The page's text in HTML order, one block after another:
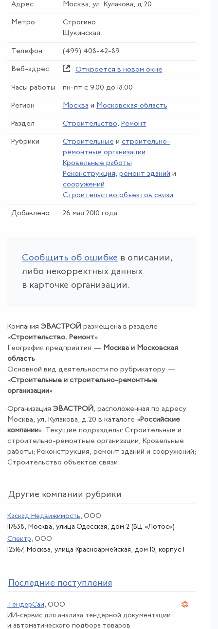
Адрес Москва, ул. Кулакова, д.20
Метро
Строгино
Щукинская
Телефон (499) 408-42-89
Веб-адрес Откроется в новом окне
Часы работы пн-пт с 9.00 до 18.00
Регион Москва и Московская область
Раздел Строительство. Ремонт
Рубрики Строительные и строительно-
ремонтные организации
Кровельные работы
Реконструкция, ремонт зданий и
сооружений
Строительство объектов связи
Добавлено 26 мая 2010 года
Сообщить об ошибке в описании,
либо некорректных данных
в карточке организации.
Компания ЭВАСТРОЙ размещена в разделе
«Строительство. Ремонт»
География предприятия — Москва и Московская
область
Основной вид деятельности по рубрикатору —
«Строительные и строительно-ремонтные
организации»
Организация ЭВАСТРОЙ , расположенная по адресу
Москва, ул. Кулакова, д.20 в каталоге «Российские
компании». Текущие подразделы: Строительные и
строительно-ремонтные организации; Кровельные
работы; Реконструкция, ремонт зданий и сооружений;
Строительство объектов связи.
Другие компании рубрики
Каскад Недвижимость , ООО
117638, Москва, улица Одесская, дом 2 (БЦ «Лотос»)
Спектр, ООО
125167, Москва, улица Красноармейская, дом 10, корпус 1
Последние поступления
ТендерСаи , ООО
ИИ-сервис для анализа тендерной документации
и автоматического подбора товаров